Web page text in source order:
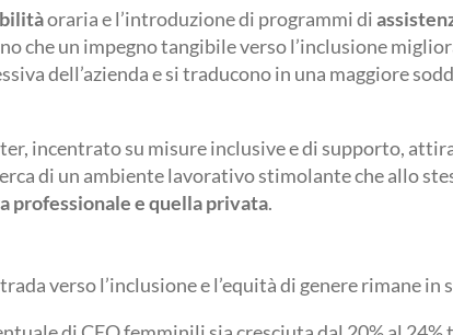
oraria e l’introduzione di programmi di
che un impegno tangibile verso l’inclusione
dell’azienda e si traducono in una maggiore
incentrato su misure inclusive e di supporto,
di un ambiente lavorativo stimolante che allo
professionale e quella privata.
verso l’inclusione e l’equità di genere rimane in